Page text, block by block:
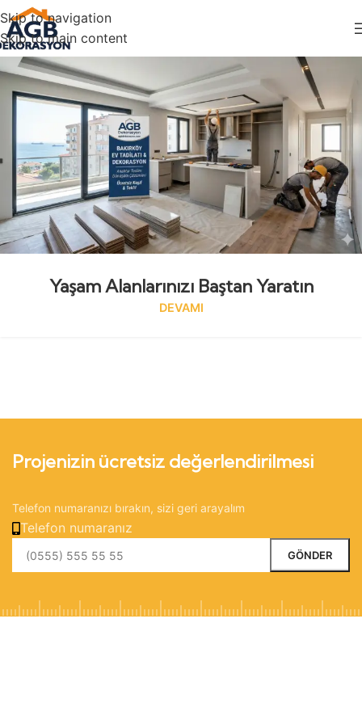
Skip to navigation
Skip to main content
Yaşam Alanlarınızı Baştan Yaratın
DEVAMI
Projenizin ücretsiz değerlendirilmesi
Telefon numaranızı bırakın, sizi geri arayalım
Telefon numaranız